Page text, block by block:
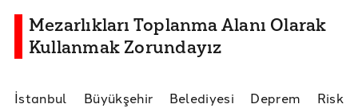
Mezarlıkları Toplanma Alanı Olarak
Kullanmak Zorundayız
İstanbul Büyükşehir Belediyesi Deprem Risk